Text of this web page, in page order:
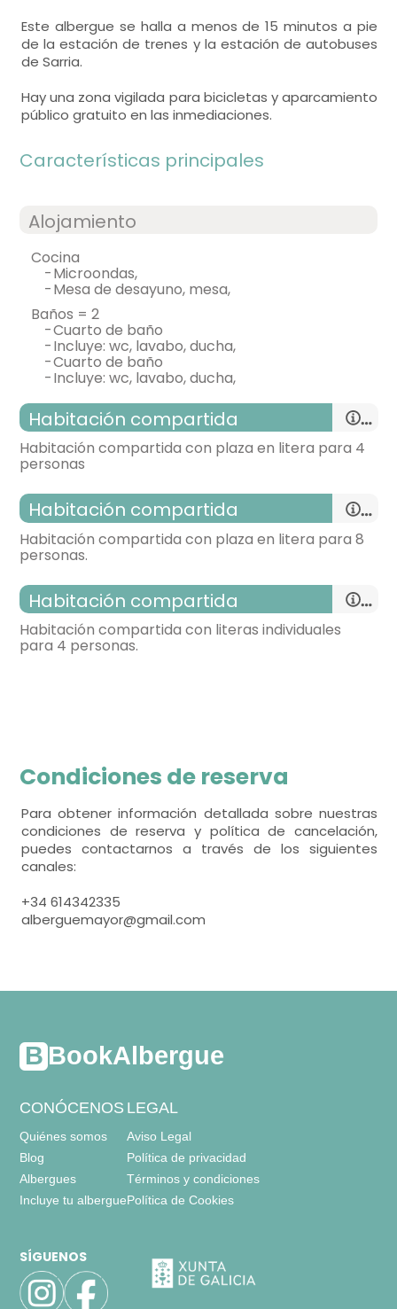
Este albergue se halla a menos de 15 minutos a pie
de la estación de trenes y la estación de autobuses
de Sarria.
Hay una zona vigilada para bicicletas y aparcamiento
público gratuito en las inmediaciones.
Características principales
Alojamiento
cocina
- microondas,
-
mesa de desayuno, mesa,
baños = 2
- cuarto de baño
- incluye: wc, lavabo, ducha,
- cuarto de baño
- incluye: wc, lavabo, ducha,
Habitación compartida
Habitación compartida con plaza en litera para 4
personas
habitación con varias camas
- cama litera para 2 personas = 2
Habitación compartida
Habitación compartida con plaza en litera para 8
personas.
Habitación compartida
Habitación compartida con literas individuales
para 4 personas.
habitación con varias camas
Condiciones de reserva
Para obtener información detallada sobre nuestras
condiciones de reserva y política de cancelación,
puedes contactarnos a través de los siguientes
canales:
+34 614342335
alberguemayor@gmail.com
BookAlbergue
CONÓCENOS
Quiénes somos
Blog
Albergues
Incluye tu albergue
LEGAL
Aviso Legal
Política de privacidad
Términos y condiciones
Política de Cookies
SÍGUENOS